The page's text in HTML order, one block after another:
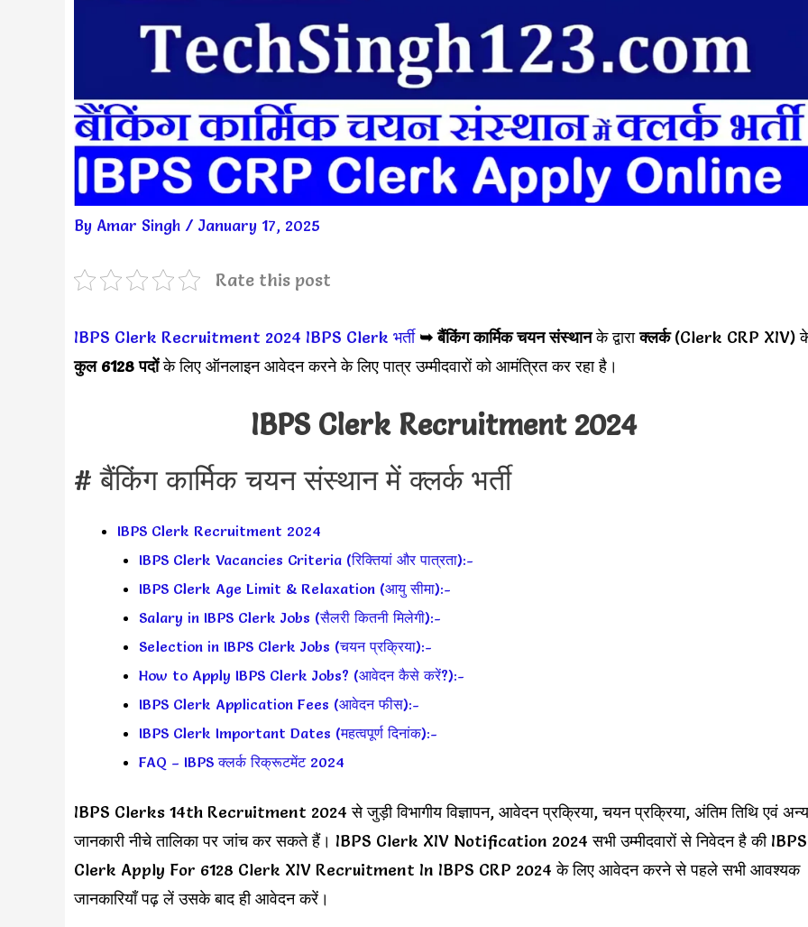
By Amar Singh / January 17, 2025
Rate this post
IBPS Clerk Recruitment 2024 IBPS Clerk भर्ती➥ बैंकिंग कार्मिक चयन संस्थानके द्वाराक्लर्क(Clerk CRP XIV)
कुल 6128 पदोंके लिए ऑनलाइन आवेदन करने के लिए पात्र उम्मीदवारों को आमंत्रित कर रहा है।
IBPS Clerk Recruitment 2024
# बैंकिंग कार्मिक चयन संस्थान में क्लर्क भर्ती
IBPS Clerk Recruitment 2024
IBPS Clerk Vacancies Criteria (रिक्तियां और पात्रता):-
IBPS Clerk Age Limit & Relaxation (आयु सीमा):-
Salary in IBPS Clerk Jobs (सैलरी कितनी मिलेगी):-
Selection in IBPS Clerk Jobs (चयन प्रक्रिया):-
How to Apply IBPS Clerk Jobs? (आवेदन कैसे करें?):-
IBPS Clerk Application Fees (आवेदन फीस):-
IBPS Clerk Important Dates (महत्वपूर्ण दिनांक):-
FAQ – IBPS क्लर्क रिक्रूटमेंट 2024
IBPS Clerks 14th Recruitment 2024 से जुड़ी विभागीय विज्ञापन, आवेदन प्रक्रिया, चयन प्रक्रिया, अंतिम तिथि एवं अन्य
जानकारी नीचे तालिका पर जांच कर सकते हैं। IBPS Clerk XIV Notification 2024 सभी उम्मीदवारों से निवेदन है की IBPS
Clerk Apply For 6128 Clerk XIV Recruitment In IBPS CRP 2024 के लिए आवेदन करने से पहले सभी आवश्यक
जानकारियाँ पढ़ लें उसके बाद ही आवेदन करें।